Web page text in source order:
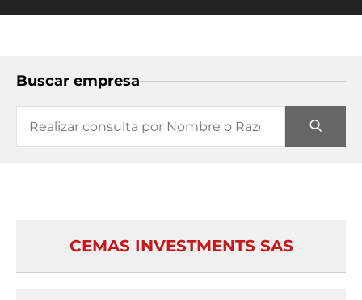
Buscar empresa
CEMAS INVESTMENTS SAS